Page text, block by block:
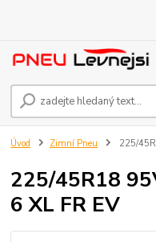
Úvod Zimní Pneu 225/
225/45R18
6 XL FR EV